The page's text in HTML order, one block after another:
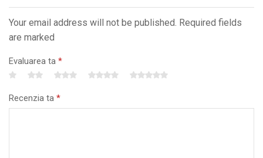
Your email address will not be published. Required fields
are marked
Evaluarea ta *
Recenzia ta *